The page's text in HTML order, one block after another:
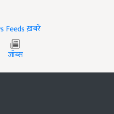
ख़बरें
जॉब्स